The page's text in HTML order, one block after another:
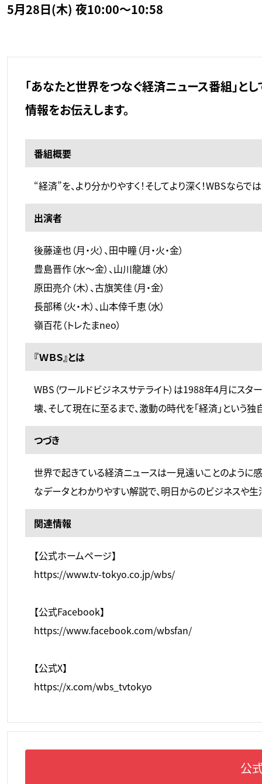
5月28日(木) 夜10:00～10:58
公
「あなたと世界をつなぐ経済ニュース番組」と
情報をお伝えします。
番組概要
“経済”を、より分かりやすく！そしてより深く！WBSなら
出演者
後藤達也（月・火）、田中瞳（月・火・金）
豊島晋作（水～金）、山川龍雄（水）
原田亮介（木）、古旗笑佳（月・金）
長部稀（火・木）、山本倖千恵（水）
嶺百花（トレたまneo）
『ＷＢＳ』とは
WBS（ワールドビジネスサテライト）は1988年4月にスタ
壊、そして現在に至るまで、激動の時代を「経済」という
つづき
世界で起きている経済ニュースは一見遠いことのように
なデータとわかりやすい解説で、明日からのビジネスや生
関連情報
【公式ホームページ】
https://www.tv-tokyo.co.jp/wbs/
【公式Facebook】
https://www.facebook.com/wbsfan/
【公式X】
https://x.com/wbs_tvtokyo